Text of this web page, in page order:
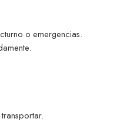
o emergencias.